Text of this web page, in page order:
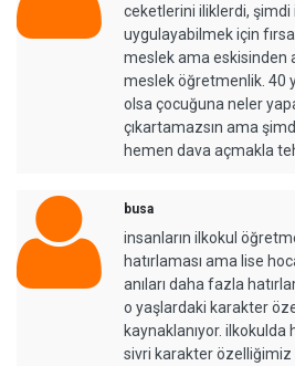
ceketlerini iliklerdi,
uygulayabilmek için
meslek ama eskisinden
meslek öğretmenlik. 40
olsa çocuğuna neler
çıkartamazsın ama
hemen dava açmakla
busa
insanların ilkokul
hatırlaması ama lise
anıları daha fazla
o yaşlardaki karakter
kaynaklanıyor.
sivri karakter özelliğimiz